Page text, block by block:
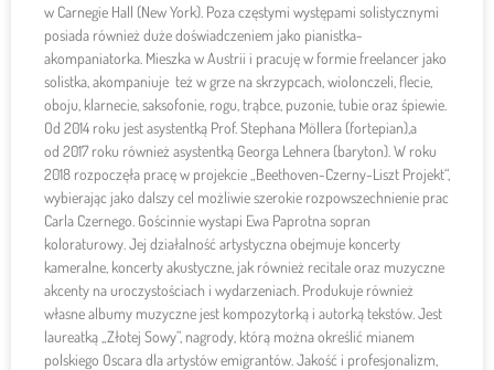
w Carnegie Hall (New York). Poza częstymi występami solistycznymi
posiada również duże doświadczeniem jako pianistka-
akompaniatorka. Mieszka w Austrii i pracuję w formie freelancer jako
solistka, akompaniuje też w grze na skrzypcach, wiolonczeli, flecie,
oboju, klarnecie, saksofonie, rogu, trąbce, puzonie, tubie oraz śpiewie.
Od 2014 roku jest asystentką Prof. Stephana Möllera (fortepian),a
od 2017 roku również asystentką Georga Lehnera (baryton). W roku
2018 rozpoczęła pracę w projekcie „Beethoven-Czerny-Liszt Projekt“,
wybierając jako dalszy cel możliwie szerokie rozpowszechnienie prac
Carla Czernego. Gościnnie wystapi Ewa Paprotna sopran
koloraturowy. Jej działalność artystyczna obejmuje koncerty
kameralne, koncerty akustyczne, jak również recitale oraz muzyczne
akcenty na uroczystościach i wydarzeniach. Produkuje również
własne albumy muzyczne jest kompozytorką i autorką tekstów. Jest
laureatką „Złotej Sowy”, nagrody, którą można określić mianem
polskiego Oscara dla artystów emigrantów. Jakość i profesjonalizm,